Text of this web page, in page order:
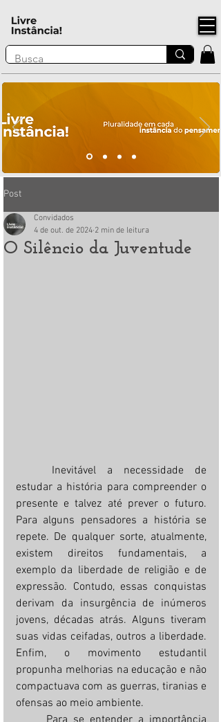
Post
O Silêncio da Juventude
Convidados
4 de out. de 2024 2 min de leitura
estudar a história para compreender o
presente e talvez até prever o futuro.
Para alguns pensadores a história se
repete. De qualquer sorte, atualmente,
existem direitos fundamentais, a
exemplo da liberdade de religião e de
expressão. Contudo, essas conquistas
derivam da insurgência de inúmeros
jovens, décadas atrás. Alguns tiveram
suas vidas ceifadas, outros a liberdade.
Enfim, o movimento estudantil
propunha melhorias na educação e não
compactuava com as guerras, tiranias e
ofensas ao meio ambiente.